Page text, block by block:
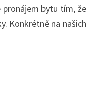
bytu tím, že
Konkrétně na našich